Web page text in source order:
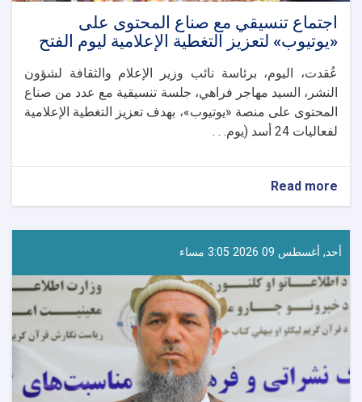
اجتماع تنسيقي مع صناع المحتوى على
«يوتيوب» لتعزيز التغطية الإعلامية ليوم الفتح
عُقدت، اليوم، برئاسة نائب وزير الإعلام والثقافة لشؤون
النشر، السيد مهاجر فراهي، جلسة تنسيقية مع عدد من صناع
المحتوى على منصة «يوتيوب»، بهدف تعزيز التغطية الإعلامية
لفعاليات 24 أسد (يوم. . .
Read more
مع
صناع
على
«يوتيوب»
لتعزيز
التغطية
الفتح
أحد, أغسطس 09 2026 3:05 مساء